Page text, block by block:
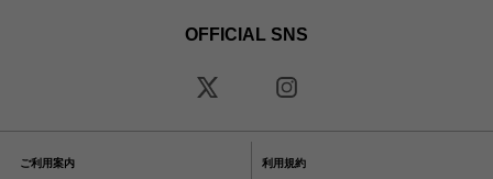
OFFICIAL SNS
ご利用案内 利用規約